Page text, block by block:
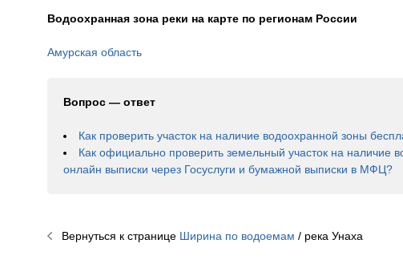
Водоохранная зона реки на карте по регионам России
Амурская область
Вопрос — ответ
Как проверить участок на наличие водоохранной зоны
Как официально проверить земельный участок на наличие
онлайн выписки через Госуслуги и бумажной выписки в МФЦ?
Вернуться к странице Ширина по водоемам / река Унаха